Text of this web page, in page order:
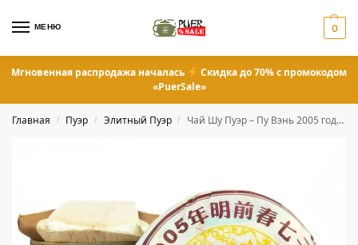
МЕНЮ 0
Мгновенная распродажа началась
Скидка до 70% с промокодом
«PuerSale»
Главная / Пуэр / Элитный Пуэр / Чай Шу Пуэр – Пу Вэнь 2005 год 400 грамм